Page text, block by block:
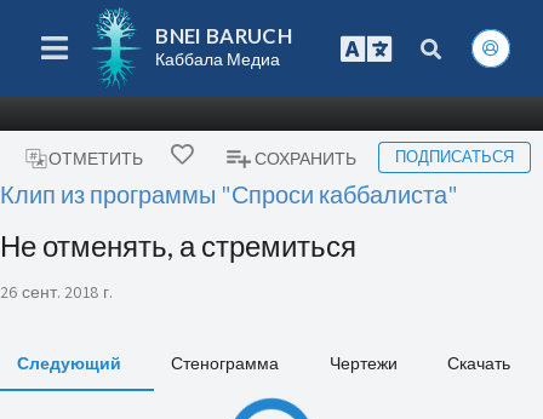
BNEI BARUCH
Каббала Медиа
ОТМЕТИТЬ СОХРАНИТЬ ПОДПИСАТЬСЯ
Клип из программы "Спроси каббалиста"
Не отменять, а стремиться
26 сент. 2018 г.
Следующий Стенограмма Чертежи Скачать